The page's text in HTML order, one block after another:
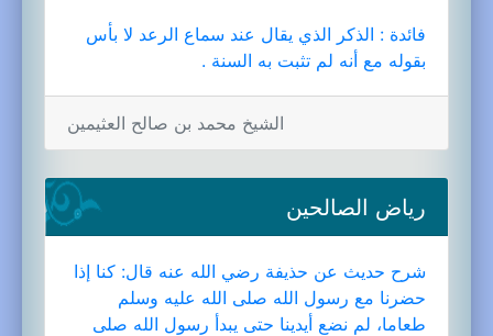
فائدة : الذكر الذي يقال عند سماع الرعد لا بأس
بقوله مع أنه لم تثبت به السنة .
الشيخ محمد بن صالح العثيمين
رياض الصالحين
شرح حديث عن حذيفة رضي الله عنه قال: كنا إذا
حضرنا مع رسول الله صلى الله عليه وسلم
طعاما، لم نضع أيدينا حتى يبدأ رسول الله صلى